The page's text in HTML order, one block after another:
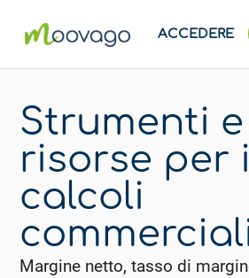
ACCEDERE
Strumenti e
risorse per
calcoli
Margine netto, tasso di